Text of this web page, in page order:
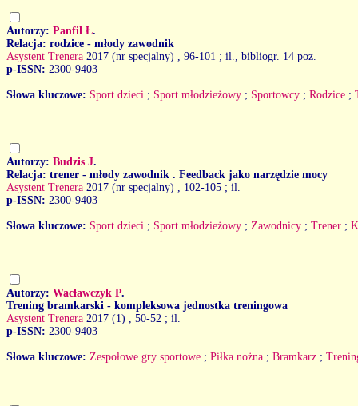
Autorzy: Panfil Ł.
Relacja: rodzice - młody zawodnik
Asystent Trenera 2017 (nr specjalny)
, 96-101 ; il., bibliogr. 14 poz.
p-ISSN: 2300-9403
Słowa kluczowe: Sport dzieci ; Sport młodzieżowy ; Sportowcy ; Rodzice ;
Autorzy: Budzis J.
Relacja: trener - młody zawodnik . Feedback jako narzędzie mocy
Asystent Trenera 2017 (nr specjalny)
, 102-105 ; il.
p-ISSN: 2300-9403
Słowa kluczowe: Sport dzieci ; Sport młodzieżowy ; Zawodnicy ; Trener ;
Autorzy: Wacławczyk P.
Trening bramkarski - kompleksowa jednostka treningowa
Asystent Trenera 2017 (1)
, 50-52 ; il.
p-ISSN: 2300-9403
Słowa kluczowe: Zespołowe gry sportowe ; Piłka nożna ; Bramkarz ;